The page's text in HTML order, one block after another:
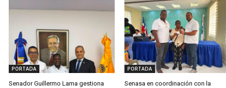
PORTADA
Senador Guillermo Lama gestiona
PORTADA
Senasa en coordinación con la